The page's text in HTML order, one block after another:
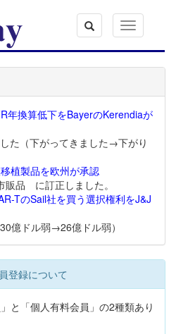
Toggle
navigation
年換算低下をBayerのKerendiaが
た（下がってきました→下がり
植製品を欧州が承認
品 に訂正しました。
TのSail社を買う選択権利をJ&J
億ドル弱→26億ドル弱）
登録について
と「個人有料会員」の2種類あり